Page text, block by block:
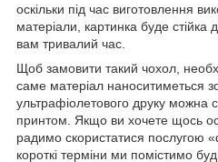
оскільки під час виготовлення
матеріали, картинка буде стійка
вам тривалий час.
Щоб замовити такий чохол,
саме матеріал наноситиметься
ультрафіолетового друку можна
принтом. Якщо ви хочете щось
радимо скористатися послугою
короткі терміни ми помістимо